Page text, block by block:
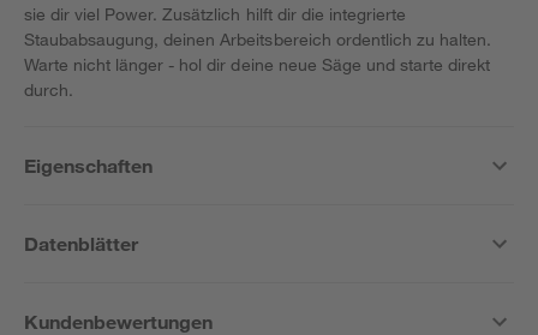
sie dir viel Power. Zusätzlich hilft dir die integrierte
Staubabsaugung, deinen Arbeitsbereich ordentlich zu halten.
Warte nicht länger - hol dir deine neue Säge und starte direkt
durch.
Eigenschaften
Datenblätter
Kundenbewertungen